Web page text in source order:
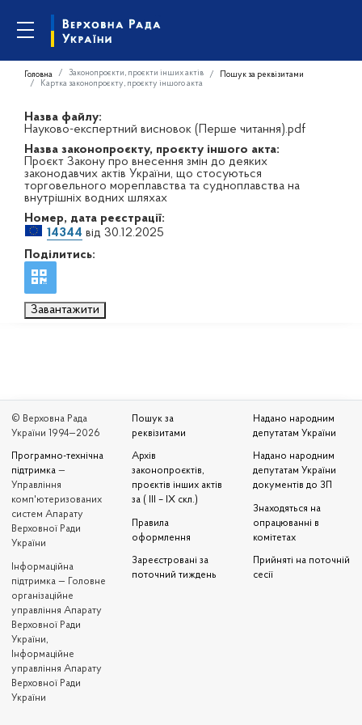
Головна Законопроєкти, проєкти інших актів
Пошук за реквізитами
Картка законопроєкту, проєкту іншого акта
Назва файлу:
Науково-експертний висновок (Перше читання).pdf
Назва законопроєкту, проєкту іншого акта:
Проєкт Закону про внесення змін до деяких
законодавчих актів України, що стосуються
торговельного мореплавства та судноплавства на
внутрішніх водних шляхах
Номер, дата реєстрації:
14344 від 30.12.2025
Поділитись:
Завантажити
© Верховна Рада
України 1994—2026
Програмно-технічна
підтримка —
Управління
комп'ютеризованих
систем Апарату
Верховної Ради
України
Iнформаційна
підтримка — Головне
організаційне
управління Апарату
Верховної Ради
України,
Інформаційне
управління Апарату
Верховної Ради
України
Пошук за
реквізитами
Архів
законопроєктів,
проєктів інших актів
за ( III – IX скл.)
Правила
оформлення
Зареєстровані за
поточний тиждень
Надано народним
депутатам України
Надано народним
депутатам України
документів до ЗП
Знаходяться на
опрацюванні в
комітетах
Прийняті на поточній
сесії